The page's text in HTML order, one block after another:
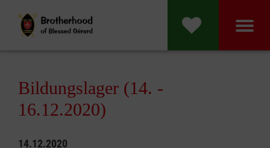
Bildungslager (14. -
16.12.2020)
14.12.2020